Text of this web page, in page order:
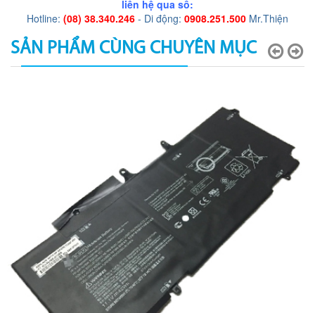
liên hệ qua số:
Hotline: (08) 38.340.246 - Di động: 0908.251.500 Mr.Thiện
SẢN PHẨM CÙNG CHUYÊN MỤC